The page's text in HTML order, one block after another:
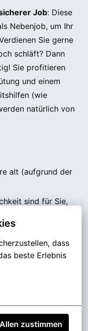
dass
beste Erlebnis
Allen zustimmen
Job: Diese
Nebenjob, um Ihr
Sie gerne
schläft? Dann
Sie profitieren
und einem
(wie
natürlich von
alt (aufgrund der
sind für Sie,
Fahrrad oder
Sie sich gerne